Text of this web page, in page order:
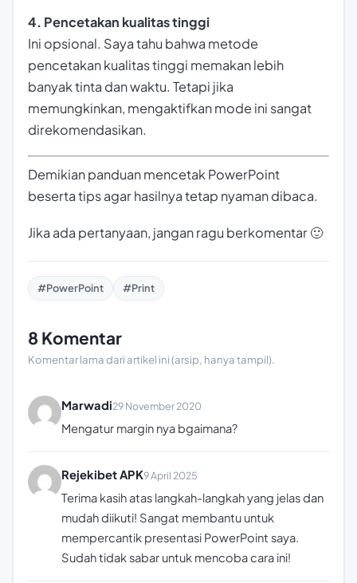
4. Pencetakan kualitas tinggi
Ini opsional. Saya tahu bahwa metode
pencetakan kualitas tinggi memakan lebih
banyak tinta dan waktu. Tetapi jika
memungkinkan, mengaktifkan mode ini sangat
direkomendasikan.
Demikian panduan mencetak PowerPoint
beserta tips agar hasilnya tetap nyaman dibaca.
Jika ada pertanyaan, jangan ragu berkomentar 🙂
#PowerPoint #Print
8 Komentar
Komentar lama dari artikel ini (arsip, hanya tampil).
Marwadi29 November 2020
Mengatur margin nya bgaimana?
Rejekibet APK9 April 2025
Terima kasih atas langkah-langkah yang jelas dan
mudah diikuti! Sangat membantu untuk
mempercantik presentasi PowerPoint saya.
Sudah tidak sabar untuk mencoba cara ini!